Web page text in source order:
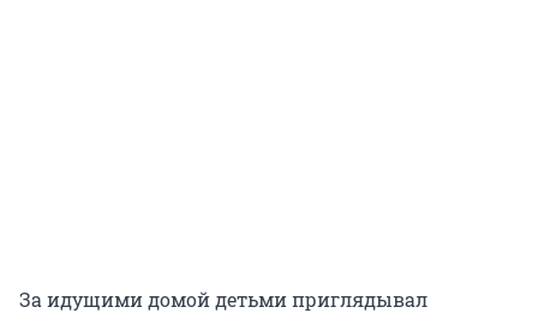
За идущими домой детьми приглядывал